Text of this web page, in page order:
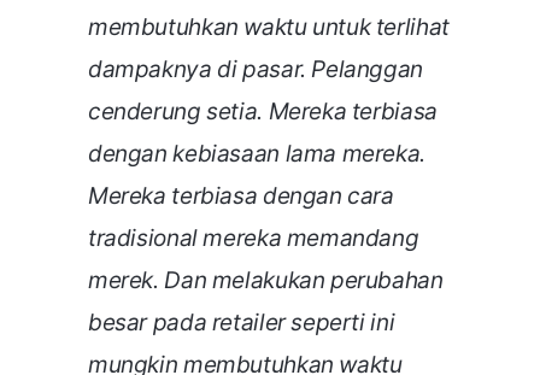
membutuhkan waktu untuk terlihat
dampaknya di pasar. Pelanggan
cenderung setia. Mereka terbiasa
dengan kebiasaan lama mereka.
Mereka terbiasa dengan cara
tradisional mereka memandang
merek. Dan melakukan perubahan
besar pada retailer seperti ini
mungkin membutuhkan waktu